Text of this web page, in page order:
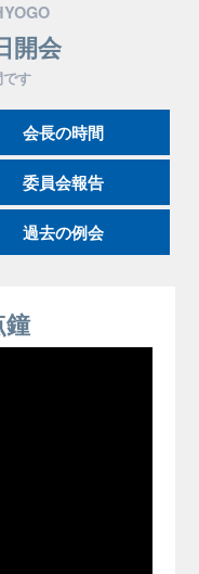
開会
す
会長の時間
委員会報告
過去の例会